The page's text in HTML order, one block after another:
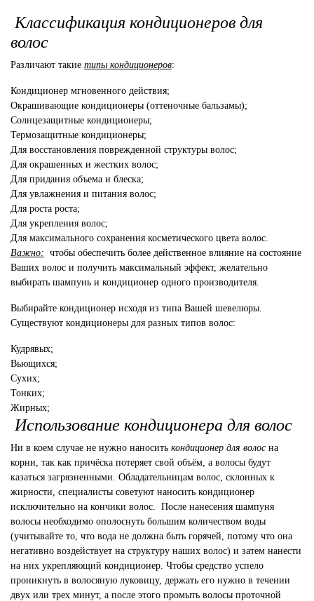
Классификация кондиционеров для
волос
Различают такие типы кондиционеров:
Кондиционер мгновенного действия;
Окрашивающие кондиционеры (оттеночные бальзамы);
Солнцезащитные кондиционеры;
Термозащитные кондиционеры;
Для восстановления поврежденной структуры волос;
Для окрашенных и жестких волос;
Для придания объема и блеска;
Для увлажнения и питания волос;
Для роста роста;
Для укрепления волос;
Для максимального сохранения косметического цвета волос.
Важно: чтобы обеспечить более действенное влияние на состояние
Ваших волос и получить максимальный эффект, желательно
выбирать шампунь и кондиционер одного производителя.
Выбирайте кондиционер исходя из типа Вашей шевелюры.
Существуют кондиционеры для разных типов волос:
Кудрявых;
Вьющихся;
Сухих;
Тонких;
Жирных;
Использование кондиционера для волос
Ни в коем случае не нужно наносить кондиционер для волос на
корни, так как причёска потеряет свой объём, а волосы будут
казаться загрязненными. Обладательницам волос, склонных к
жирности, специалисты советуют наносить кондиционер
исключительно на кончики волос. После нанесения шампуня
волосы необходимо ополоснуть большим количеством воды
(учитывайте то, что вода не должна быть горячей, потому что она
негативно воздействует на структуру наших волос) и затем нанести
на них укрепляющий кондиционер. Чтобы средство успело
проникнуть в волосяную луковицу, держать его нужно в течении
двух или трех минут, а после этого промыть волосы проточной